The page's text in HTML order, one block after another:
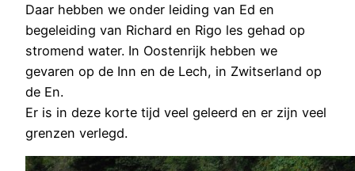
Daar hebben we onder leiding van Ed en
begeleiding van Richard en Rigo les gehad op
stromend water. In Oostenrijk hebben we
gevaren op de Inn en de Lech, in Zwitserland op
de En.
Er is in deze korte tijd veel geleerd en er zijn veel
grenzen verlegd.